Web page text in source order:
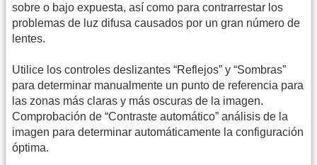
sobre o bajo expuesta, así como para contrarrestar los
problemas de luz difusa causados por un gran número de
lentes.
Utilice los controles deslizantes “Reflejos” y “Sombras”
para determinar manualmente un punto de referencia para
las zonas más claras y más oscuras de la imagen.
Comprobación de “Contraste automático” análisis de la
imagen para determinar automáticamente la configuración
óptima.